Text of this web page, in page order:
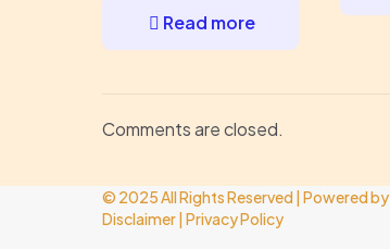
Read more
Comments are closed.
© 2025 All Rights Reserved | Powered by
Disclaimer| Privacy Policy